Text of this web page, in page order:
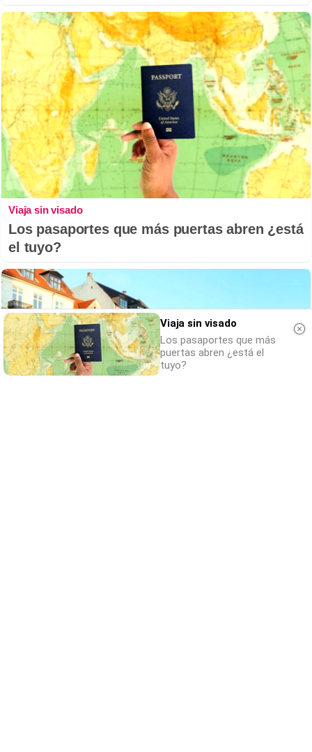
Viaja sin visado
Los pasaportes que más puertas abren ¿está
el tuyo?
Viaja sin visado
Los pasaportes que más
puertas abren ¿está el
tuyo?